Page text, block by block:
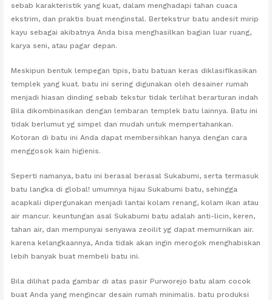
sebab karakteristik yang kuat, dalam menghadapi tahan cuaca
ekstrim, dan praktis buat menginstal. Bertekstrur batu andesit mirip
kayu sebagai akibatnya Anda bisa menghasilkan bagian luar ruang,
karya seni, atau pagar depan.
Meskipun bentuk lempegan tipis, batu batuan keras diklasifikasikan
templek yang kuat. batu ini sering digunakan oleh desainer rumah
menjadi hiasan dinding sebab tekstur tidak terlihat berarturan indah
Bila dikombinasikan dengan lembaran templek batu lainnya. Batu ini
tidak berlumut yg simpel dan mudah untuk mempertahankan.
Kotoran di batu ini Anda dapat membersihkan hanya dengan cara
menggosok kain higienis.
Seperti namanya, batu ini berasal berasal Sukabumi, serta termasuk
batu langka di global! umumnya hijau Sukabumi batu, sehingga
acapkali dipergunakan menjadi lantai kolam renang, kolam ikan atau
air mancur. keuntungan asal Sukabumi batu adalah anti-licin, keren,
tahan air, dan mempunyai senyawa zeoilit yg dapat memurnikan air.
karena kelangkaannya, Anda tidak akan ingin merogok menghabiskan
lebih banyak buat membeli batu ini.
Bila dilihat pada gambar di atas pasir Purworejo batu alam cocok
buat Anda yang mengincar desain rumah minimalis. batu produksi